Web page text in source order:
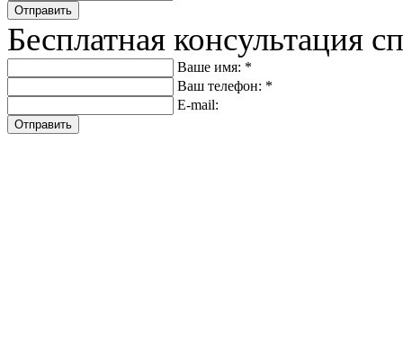
Отправить
Бесплатная консультация
Ваше имя: *
Ваш телефон: *
E-mail:
Отправить